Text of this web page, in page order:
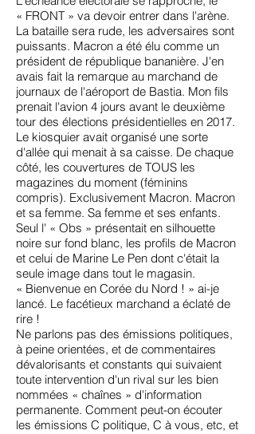
« FRONT » va devoir entrer dans l'arène.
La bataille sera rude, les adversaires sont
puissants. Macron a été élu comme un
président de république bananière. J'en
avais fait la remarque au marchand de
journaux de l'aéroport de Bastia. Mon fils
prenait l'avion 4 jours avant le deuxième
tour des élections présidentielles en 2017.
Le kiosquier avait organisé une sorte
d'allée qui menait à sa caisse. De chaque
côté, les couvertures de TOUS les
magazines du moment (féminins
compris). Exclusivement Macron. Macron
et sa femme. Sa femme et ses enfants.
Seul l' « Obs » présentait en silhouette
noire sur fond blanc, les profils de Macron
et celui de Marine Le Pen dont c'était la
seule image dans tout le magasin.
« Bienvenue en Corée du Nord ! » ai-je
lancé. Le facétieux marchand a éclaté de
rire !
Ne parlons pas des émissions politiques,
à peine orientées, et de commentaires
dévalorisants et constants qui suivaient
toute intervention d'un rival sur les bien
nommées « chaînes » d'information
permanente. Comment peut-on écouter
les émissions C politique, C à vous, etc, et